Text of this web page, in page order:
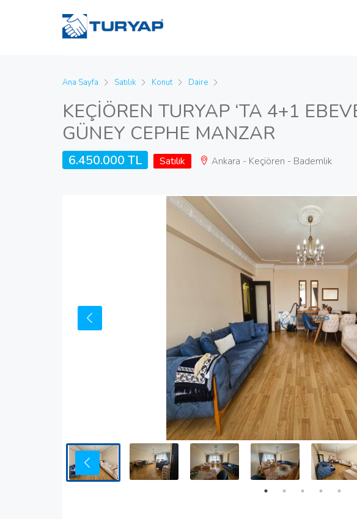
Ana Sayfa Satılık Konut Daire
KEÇİÖREN TURYAP ‘TA 4+1
GÜNEY CEPHE MANZAR
6.450.000 TL Satılık Ankara - Keçiören - Bademlik